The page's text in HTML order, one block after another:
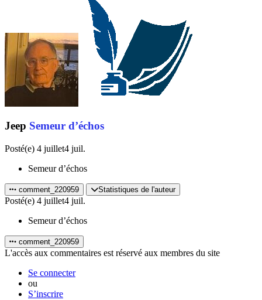
Jeep Semeur d’échos
Posté(e) 4 juillet4 juil.
Semeur d’échos
comment_220959 Statistiques de l'auteur
Posté(e) 4 juillet4 juil.
Semeur d’échos
comment_220959
L'accès aux commentaires est réservé aux membres du site
Se connecter
ou
S’inscrire